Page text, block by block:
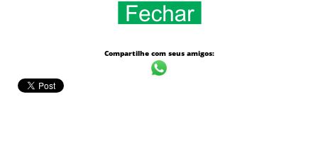
Compartilhe com seus amigos: